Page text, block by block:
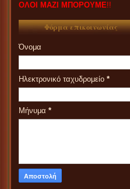
ΟΛΟΙ ΜΑΖΙ ΜΠΟΡΟΥΜΕ!!
Φόρμα επικοινωνίας
Όνομα
Ηλεκτρονικό ταχυδρομείο *
Μήνυμα *
ΠΑΝΗΓΥΡΙΑ ΚΑΙ ΠΑZΑΡΙΑ ΤΟΥ
2023 ΠΑΡΑΚΑΛΟΥΝΤΑΙ ΟΠΩΣ
ΕΠΙΚΟΙΝΩΝΟΥΝ